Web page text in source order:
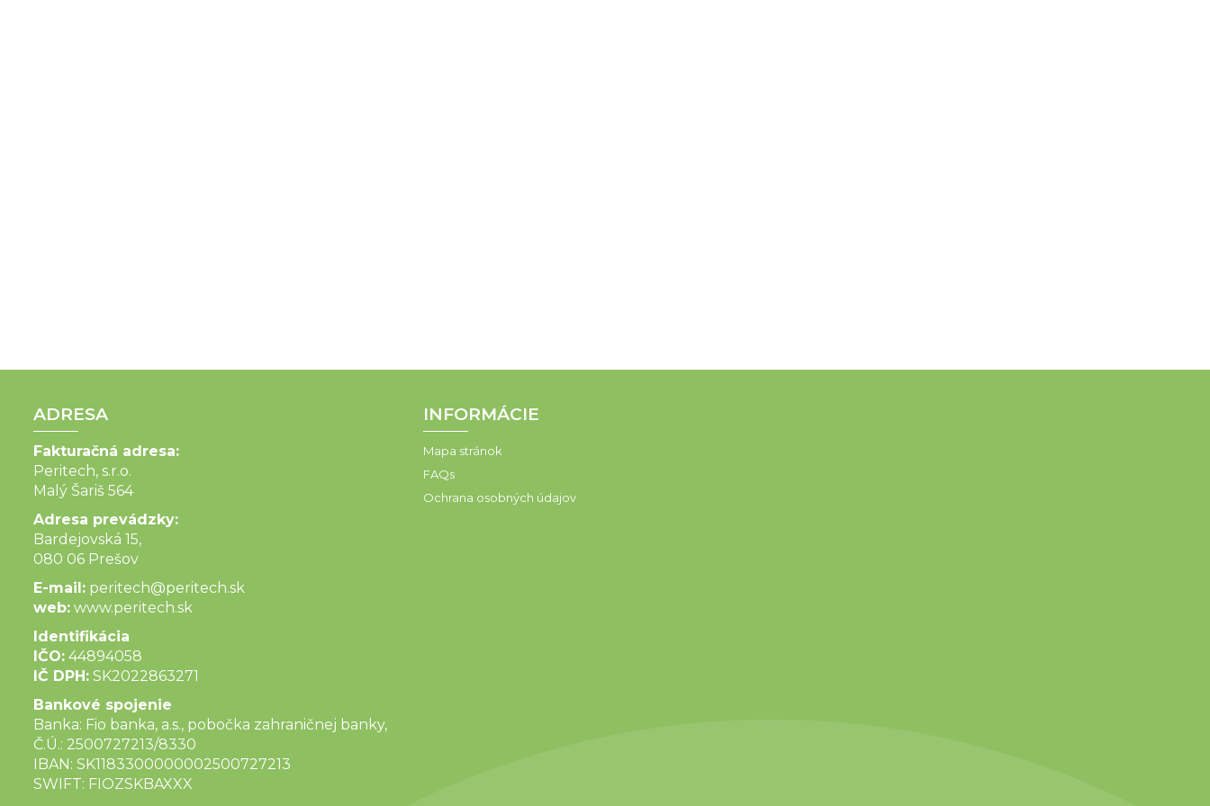
ADRESA
Fakturačná adresa:
Peritech, s.r.o.
Malý Šariš 564
Adresa prevádzky:
Bardejovská 15,
080 06 Prešov
E-mail: peritech@peritech.sk
web: www.peritech.sk
Identifikácia
IČO: 44894058
IČ DPH: SK2022863271
Bankové spojenie
Banka: Fio banka, a.s., pobočka zahraničnej banky,
Č.Ú.: 2500727213/8330
IBAN: SK1183300000002500727213
SWIFT: FIOZSKBAXXX
INFORMÁCIE
Mapa stránok
FAQs
Ochrana osobných údajov